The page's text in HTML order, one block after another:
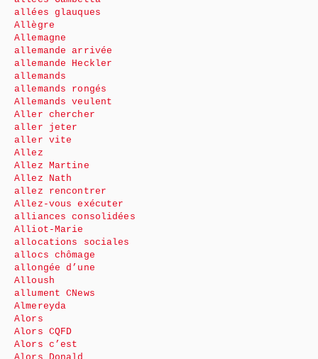
allées glauques
Allègre
Allemagne
allemande arrivée
allemande Heckler
allemands
allemands rongés
Allemands veulent
Aller chercher
aller jeter
aller vite
Allez
Allez Martine
Allez Nath
allez rencontrer
Allez-vous exécuter
alliances consolidées
Alliot-Marie
allocations sociales
allocs chômage
allongée d’une
Alloush
allument CNews
Almereyda
Alors
Alors CQFD
Alors c’est